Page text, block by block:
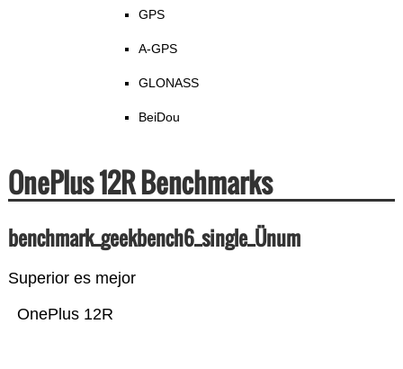
GPS
A-GPS
GLONASS
BeiDou
OnePlus 12R Benchmarks
benchmark_geekbench6_single_Ünum
Superior es mejor
OnePlus 12R